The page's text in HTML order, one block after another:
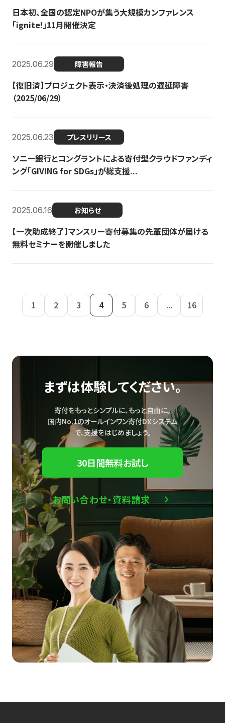
日本初、全国の認定NPOが集う大規模カンファレンス
「ignite!」11月開催決定
2025.06.29 障害報告
【復旧済】プロジェクト表示・決済後処理の遅延障害
（2025/06/29）
2025.06.23 プレスリリース
ソニー銀行とコングラントによる寄付型クラウドファンディ
ング「GIVING for SDGs」が総支援...
2025.06.16 お知らせ
【一次助成終了】マンスリー寄付募集の先輩団体が届ける
無料セミナーを開催しました
1 2 3 4 5 6 ... 16
まずは体験してください。
寄付をもっとシンプルに、もっと自由に。
国内No.1のオールインワン寄付DXシステム
で、支援をはじめましょう。
30日間無料お試し
お問い合わせ・資料請求